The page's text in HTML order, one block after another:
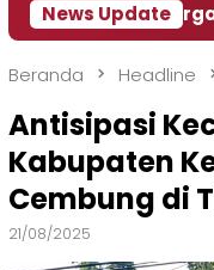
News Update
Harganya
Beranda Headline
Antisipasi
Kabupaten
Cembung di
21/08/2025